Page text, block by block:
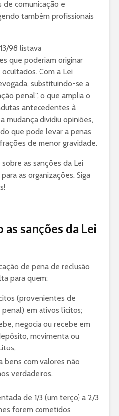
de comunicação e
também profissionais
98 listava
que poderiam originar
Com a Lei
substituindo-se a
penal”, o que amplia o
antecedentes à
mudança dividiu opiniões,
que pode levar a penas
de menor gravidade.
as sanções da Lei
as organizações. Siga
sanções da Lei
de pena de reclusão
para quem:
(provenientes de
em ativos lícitos;
negocia ou recebe em
movimenta ou
bens com valores não
verdadeiros.
de 1/3 (um terço) a 2/3
forem cometidos